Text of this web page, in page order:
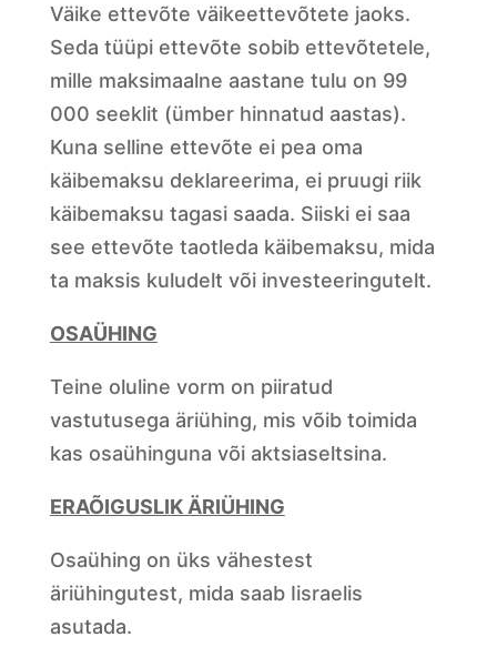
Väike ettevõte väikeettevõtete jaoks.
Seda tüüpi ettevõte sobib ettevõtetele,
mille maksimaalne aastane tulu on 99
000 seeklit (ümber hinnatud aastas).
Kuna selline ettevõte ei pea oma
käibemaksu deklareerima, ei pruugi riik
käibemaksu tagasi saada. Siiski ei saa
see ettevõte taotleda käibemaksu, mida
ta maksis kuludelt või investeeringutelt.
OSAÜHING
Teine oluline vorm on piiratud
vastutusega äriühing, mis võib toimida
kas osaühinguna või aktsiaseltsina.
ERAÕIGUSLIK ÄRIÜHING
Osaühing on üks vähestest
äriühingutest, mida saab Iisraelis
asutada.